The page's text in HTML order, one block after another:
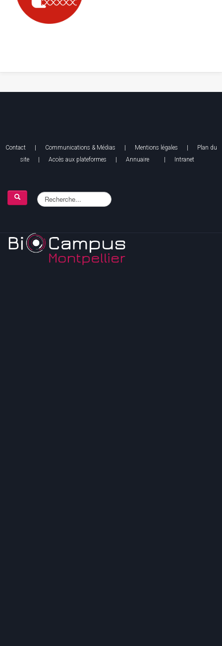
Contact| Communications & Médias Mentions légales | Plan du
site | Accès aux plateformes Annuaire Intranet